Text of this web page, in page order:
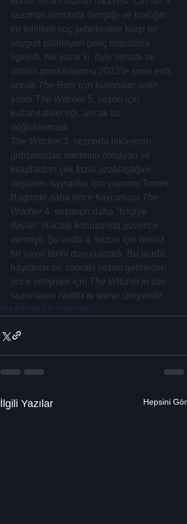
sezonun sonunda tanıştığı ve krallığın
en tehlikeli suç şebekesine karşı bir
soygun planlayan genç hırsızlarla
ilgiliydi. Ne yazık ki, öyle olmadı ve
dizinin prodüksiyonu 2023'te sona erdi,
ancak The Rats için kullanılan setin
şimdi The Witcher 5. sezon için
kullanılabileceği, ancak bu
doğrulanmadı.
The Witcher 3. sezonda hikayenin
gidişatından memnun olmayan ve
kitaplardan çok fazla uzaklaştığını
düşünen hayranlar için yapımcı Tomek
Baginski daha önce hayranlara The
Witcher 4. sezonun daha "bilgiye
dayalı" olacağı konusunda güvence
vermişti. Şu anda 4. sezon için henüz
bir yayın tarihi duyurulmadı. Bu arada
hayranlar bir sonraki sezon gelmeden
önce yetişmek için The Witcher'ın tüm
sezonlarını Netflix'te tekrar izleyebilir.
the witcher Dizi haberleri
İlgili Yazılar Hepsini Gör